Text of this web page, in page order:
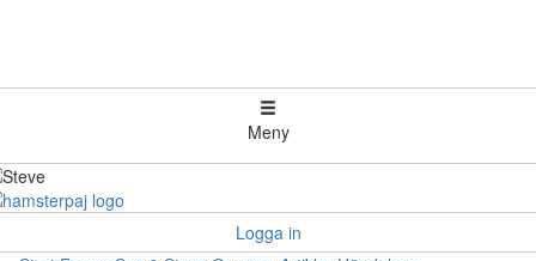
Meny
Logga in